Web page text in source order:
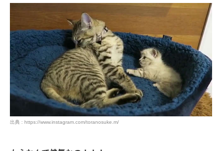
出典 : https://www.instagram.com/toranosuke.m/